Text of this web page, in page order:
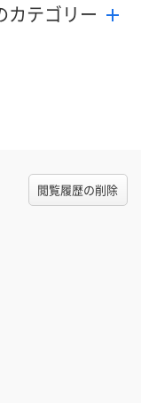
カテゴリー
閲覧履歴の削除